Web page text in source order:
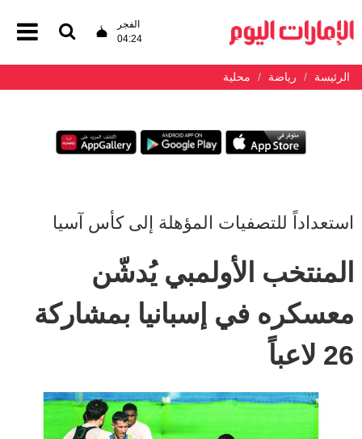
الفجر
04:24
الرئيسة رياضة محلية
استعداداً للتصفيات المؤهلة إلى كأس آسيا
المنتخب الأولمبي يُدشّن
معسكره في إسبانيا بمشاركة
26 لاعباً